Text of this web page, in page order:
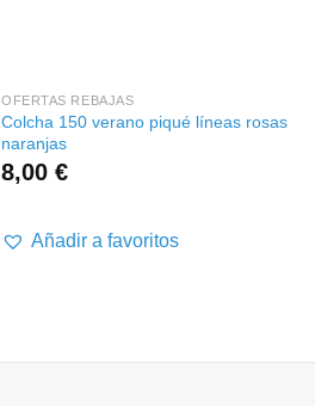
OFERTAS REBAJAS
Colcha 150 verano piqué líneas rosas
naranjas
8,00€
Añadir a favoritos